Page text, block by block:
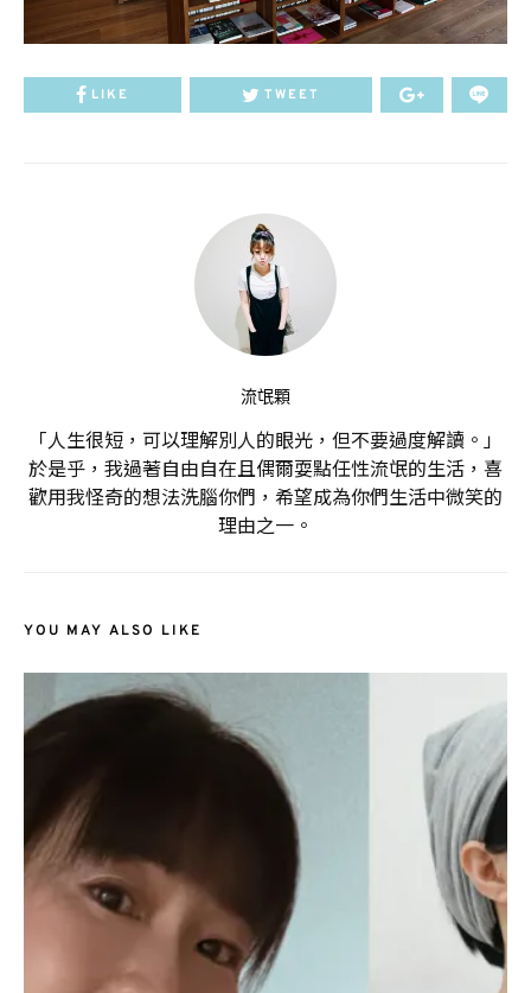
LIKE TWEET
流氓顆
「人生很短，可以理解別人的眼光，但不要過度解讀。」
於是乎，我過著自由自在且偶爾耍點任性流氓的生活，喜
歡用我怪奇的想法洗腦你們，希望成為你們生活中微笑的
理由之一。
YOU MAY ALSO LIKE